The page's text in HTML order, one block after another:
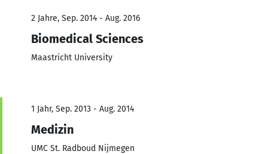
2 Jahre, Sep. 2014 - Aug. 2016
Biomedical Sciences
Maastricht University
1 Jahr, Sep. 2013 - Aug. 2014
Medizin
UMC St. Radboud Nijmegen